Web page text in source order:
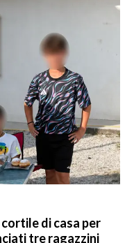
di casa per
tre ragazzini